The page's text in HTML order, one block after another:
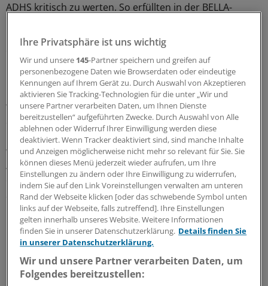
ADHS kritisch zu werten. So erfüllten in der BELLA-
IV festgelegten Symptomkriterien. Wurde aber gefragt,
ob die Symptome im Alltag in mehr als einer Situation
Probleme verursachten, sank die Quote auf knapp vier
Prozent.
Wenn außerdem nur jene Kinder gezählt wurden, bei
denen die Symptome vor dem siebten Lebensjahr
begannen und mehr als sechs Monate andauerten,
waren es nur noch 2,2 Prozent. Derzeit werde bei der
Ausarbeitung der neuen Klassifikation DSM V diskutiert,
ob das siebte Lebensjahr als obere Grenze für den
Symptombeginn bei ADHS beibehalten wird, sagte
Döpfner.
Schlagworte:
Ihre Privatsphäre ist uns wichtig
Wir und unsere 145-Partner speichern und greifen auf
personenbezogene Daten wie Browserdaten oder eindeutige
Kennungen auf Ihrem Gerät zu. Durch Auswahl von Akzeptieren
aktivieren Sie Tracking-Technologien für die unter „Wir und
unsere Partner verarbeiten Daten, um Ihnen Dienste
bereitzustellen“ aufgeführten Zwecke. Durch Auswahl von Alle
ablehnen oder Widerruf Ihrer Einwilligung werden diese
deaktiviert. Wenn Tracker deaktiviert sind, sind manche Inhalte
und Anzeigen möglicherweise nicht mehr so relevant für Sie. Sie
können dieses Menü jederzeit wieder aufrufen, um Ihre
Einstellungen zu ändern oder Ihre Einwilligung zu widerrufen,
indem Sie auf den Link Voreinstellungen verwalten am unteren
Rand der Webseite klicken [oder das schwebende Symbol unten
links auf der Webseite, falls zutreffend]. Ihre Einstellungen
gelten innerhalb unseres Website. Weitere Informationen
finden Sie in unserer Datenschutzerklärung. Details finden Sie
in unserer Datenschutzerklärung.
Wir und unsere Partner verarbeiten Daten, um
Folgendes bereitzustellen: